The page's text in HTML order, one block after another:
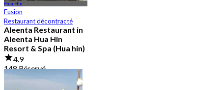
Hua Hin
Fusion
Restaurant décontracté
Aleenta Restaurant in
Aleenta Hua Hin
Resort & Spa (Hua hin)
4.9
148 Réservé
De฿ 799